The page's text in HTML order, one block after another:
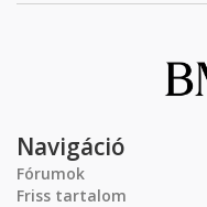
Navigáció
Fórumok
Friss tartalom